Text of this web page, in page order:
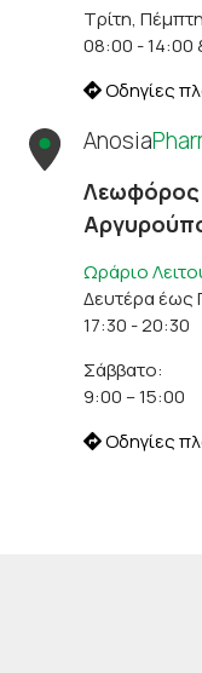
Τρίτη,
08:00 - 14:00
Οδηγίες
Anosia
Λεωφόρος
Ωράριο
Δευτέρα έως
17:30 - 20:30
Σάββατο:
9:00 – 15:00
Οδηγίες